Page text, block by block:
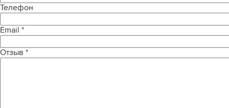
Телефон
Email *
Отзыв *